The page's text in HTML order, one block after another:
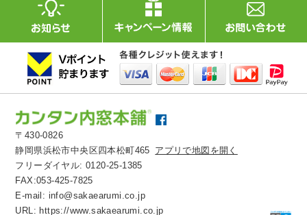
〒430-0826
静岡県浜松市中央区四本松町465 アプリで地図を開く
フリーダイヤル:0120-25-1385
FAX:053-425-7825
E-mail: info@sakaearumi.co.jp
URL: https://www.sakaearumi.co.jp